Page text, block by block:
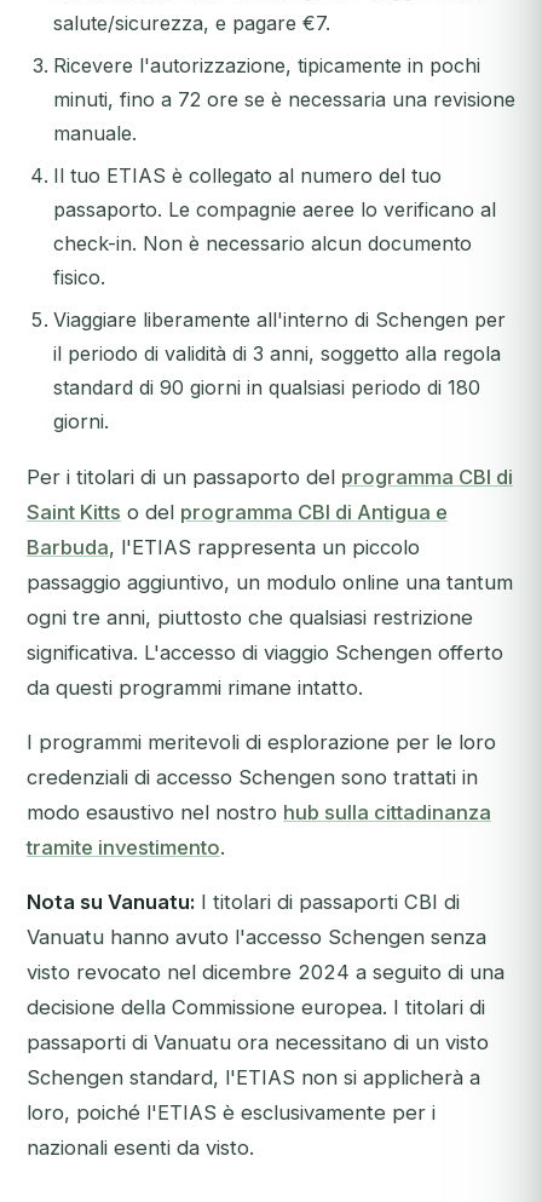
salute/sicurezza, e pagare €7.
Ricevere l'autorizzazione, tipicamente in pochi
minuti, fino a 72 ore se è necessaria una revisione
manuale.
Il tuo ETIAS è collegato al numero del tuo
passaporto. Le compagnie aeree lo verificano al
check-in. Non è necessario alcun documento
fisico.
Viaggiare liberamente all'interno di Schengen per
il periodo di validità di 3 anni, soggetto alla regola
standard di 90 giorni in qualsiasi periodo di 180
giorni.
Per i titolari di un passaporto del programma CBI di
Saint Kitts o del programma CBI di Antigua e
Barbuda, l'ETIAS rappresenta un piccolo
passaggio aggiuntivo, un modulo online una tantum
ogni tre anni, piuttosto che qualsiasi restrizione
significativa. L'accesso di viaggio Schengen offerto
da questi programmi rimane intatto.
I programmi meritevoli di esplorazione per le loro
credenziali di accesso Schengen sono trattati in
modo esaustivo nel nostro hub sulla cittadinanza
tramite investimento.
Nota su Vanuatu: I titolari di passaporti CBI di
Vanuatu hanno avuto l'accesso Schengen senza
visto revocato nel dicembre 2024 a seguito di una
decisione della Commissione europea. I titolari di
passaporti di Vanuatu ora necessitano di un visto
Schengen standard, l'ETIAS non si applicherà a
loro, poiché l'ETIAS è esclusivamente per i
nazionali esenti da visto.